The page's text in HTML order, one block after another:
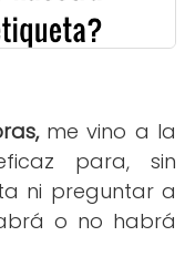
me vino a la
para, sin
ni preguntar a
o no habrá